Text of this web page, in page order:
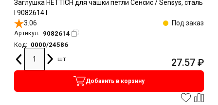
Заглушка HETTICH для чашки петли Сенсис / Sensys, сталь
l 9082614 l
3.06
Под заказ
Артикул: 9082614
Код:
0000/24586
шт
27.57 ₽
Добавить в корзину